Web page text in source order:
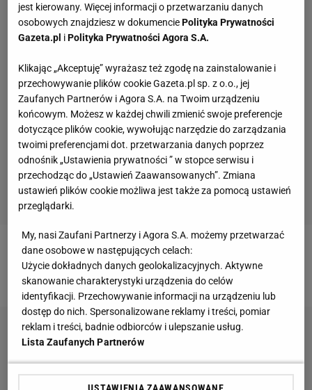
Zobacz wideoMateusz Gamrot ujawnia, co usłyszał
od legendarnego Chabiba
jest kierowany. Więcej informacji o przetwarzaniu danych
osobowych znajdziesz w dokumenciePolityka Prywatności
Gazeta.pl iPolityka Prywatności Agora S.A.
Klikając „Akceptuję” wyrażasz też zgodę na zainstalowanie i
przechowywanie plików cookie Gazeta.pl sp. z o.o., jej
Zaufanych Partnerów i Agora S.A. na Twoim urządzeniu
końcowym. Możesz w każdej chwili zmienić swoje preferencje
dotyczące plików cookie, wywołując narzędzie do zarządzania
twoimi preferencjami dot. przetwarzania danych poprzez
odnośnik „Ustawienia prywatności ” w stopce serwisu i
przechodząc do „Ustawień Zaawansowanych”. Zmiana
ustawień plików cookie możliwa jest także za pomocą ustawień
przeglądarki.
My, nasi Zaufani Partnerzy i Agora S.A. możemy przetwarzać
dane osobowe w następujących celach:
Użycie dokładnych danych geolokalizacyjnych. Aktywne
skanowanie charakterystyki urządzenia do celów
identyfikacji. Przechowywanie informacji na urządzeniu lub
dostęp do nich. Spersonalizowane reklamy i treści, pomiar
reklam i treści, badnie odbiorców i ulepszanie usług.
Lista Zaufanych Partnerów
USTAWIENIA ZAAWANSOWANE